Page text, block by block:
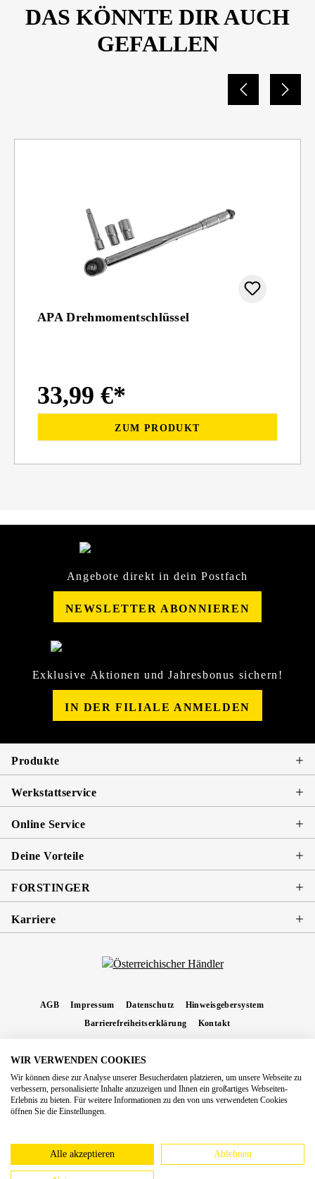
DAS KÖNNTE DIR AUCH
GEFALLEN
APA Drehmomentschlüssel
33,99 €*
ZUM PRODUKT
Angebote direkt in dein Postfach
NEWSLETTER ABONNIEREN
Exklusive Aktionen und Jahresbonus sichern!
IN DER FILIALE ANMELDEN
Produkte
Werkstattservice
Online Service
Deine Vorteile
FORSTINGER
Karriere
AGB Impressum Datenschutz
Hinweisgebersystem
Barrierefreiheitserklärung
Kontakt
Nachnahmegebühren, wenn nicht anders angegeben.
Copyright 2026 Forstinger Österreich GmbH
Königstetter Straße 128 - 134/OG3, 3430 Tulln
europäschen Online-Streitbeilegungs-Plattform hinzuweisen:
webgate.ec.europa.eu/odr
WIR VERWENDEN COOKIES
Wir können diese zur Analyse unserer Besucherdaten platzieren, um unsere Webseite zu
verbessern, personalisierte Inhalte anzuzeigen und Ihnen ein großartiges Webseiten-
Erlebnis zu bieten. Für weitere Informationen zu den von uns verwendeten Cookies
öffnen Sie die Einstellungen.
Alle akzeptieren Ablehnen